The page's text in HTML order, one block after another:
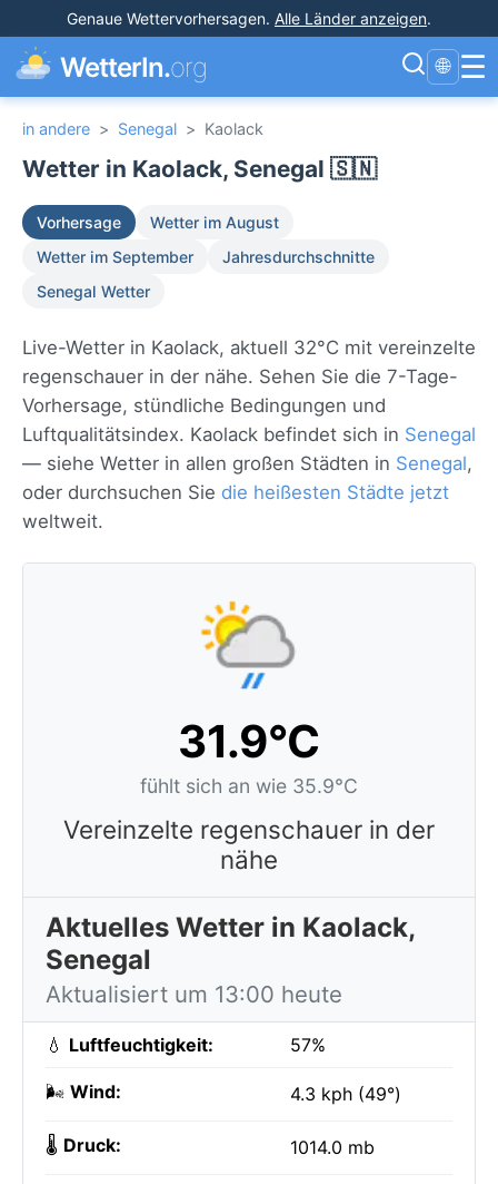
Genaue Wettervorhersagen. Alle Länder anzeigen.
WetterIn.org 🌐 ☰
in andere > Senegal > Kaolack
Wetter in Kaolack, Senegal 🇸🇳
Vorhersage
Wetter im August
Wetter im September
Jahresdurchschnitte
Senegal Wetter
Live-Wetter in Kaolack, aktuell 32°C mit vereinzelte
regenschauer in der nähe. Sehen Sie die 7-Tage-
Vorhersage, stündliche Bedingungen und
Luftqualitätsindex. Kaolack befindet sich in Senegal
— siehe Wetter in allen großen Städten in Senegal,
oder durchsuchen Sie die heißesten Städte jetzt
weltweit.
31.9°C
fühlt sich an wie 35.9°C
Vereinzelte regenschauer in der
nähe
Aktuelles Wetter in Kaolack,
Senegal
Aktualisiert um 13:00 heute
💧 Luftfeuchtigkeit: 57%
🌬️ Wind: 4.3 kph (49°)
🌡️ Druck: 1014.0 mb